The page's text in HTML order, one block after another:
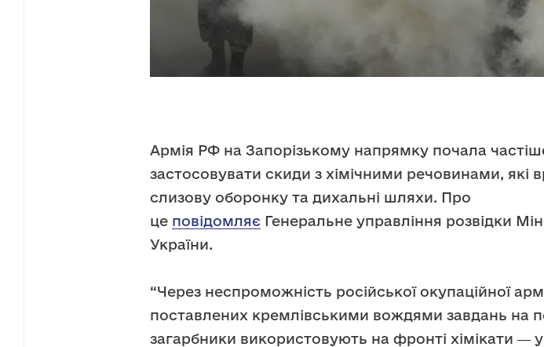
Армія РФ на Запорізькому напрямку почала
застосовувати скиди з хімічними речовинами, які
слизову оборонку та дихальні шляхи. Про
це повідомляє Генеральне управління розвідки
України.
“Через неспроможність російської окупаційної
поставлених кремлівськими вождями завдань на
загарбники використовують на фронті хімікати ―